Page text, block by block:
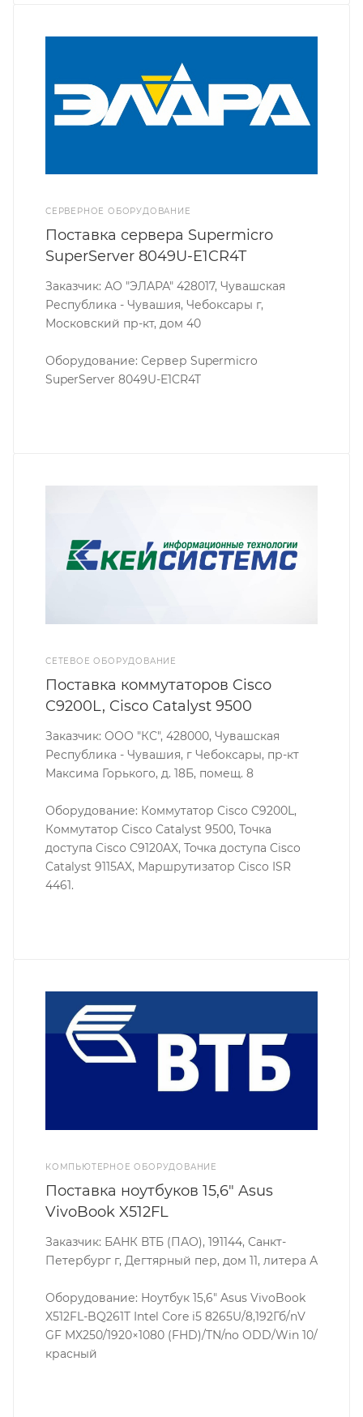
СЕРВЕРНОЕ ОБОРУДОВАНИЕ
Поставка сервера Supermicro
SuperServer 8049U-E1CR4T
Заказчик: АО "ЭЛАРА" 428017, Чувашская
Республика - Чувашия, Чебоксары г,
Московский пр-кт, дом 40
Оборудование: Сервер Supermicro
SuperServer 8049U-E1CR4T
СЕТЕВОЕ ОБОРУДОВАНИЕ
Поставка коммутаторов Cisco
C9200L, Cisco Catalyst 9500
Заказчик: ООО "КС", 428000, Чувашская
Республика - Чувашия, г Чебоксары, пр-кт
Максима Горького, д. 18Б, помещ. 8
Оборудование: Коммутатор Cisco C9200L,
Коммутатор Cisco Catalyst 9500, Точка
доступа Cisco C9120AX, Точка доступа Cisco
Catalyst 9115AX, Маршрутизатор Cisco ISR
4461.
КОМПЬЮТЕРНОЕ ОБОРУДОВАНИЕ
Поставка ноутбуков 15,6" Asus
VivoBook X512FL
Заказчик: БАНК ВТБ (ПАО), 191144, Санкт-
Петербург г, Дегтярный пер, дом 11, литера А
Оборудование: Ноутбук 15,6" Asus VivoBook
X512FL-BQ261T Intel Core i5 8265U/8,192Гб/nV
GF MX250/1920×1080 (FHD)/TN/no ODD/Win 10/
красный